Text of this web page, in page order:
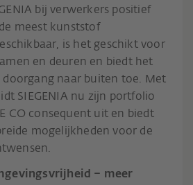
bij verwerkers positief
meest kunststof
is het geschikt voor
en deuren en biedt het
naar buiten toe. Met
SIEGENIA nu zijn portfolio
CO consequent uit en biedt
mogelijkheden voor de
– meer